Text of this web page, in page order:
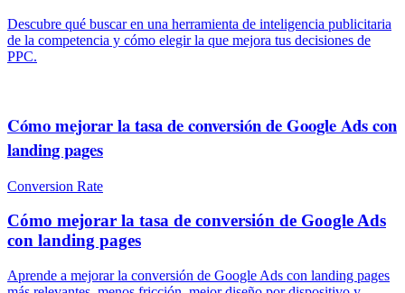
Descubre qué buscar en una herramienta de inteligencia publicitaria
de la competencia y cómo elegir la que mejora tus decisiones de
PPC.
Cómo mejorar la tasa de conversión de Google Ads con
landing pages
Conversion Rate
Cómo mejorar la tasa de conversión de Google Ads
con landing pages
Aprende a mejorar la conversión de Google Ads con landing pages